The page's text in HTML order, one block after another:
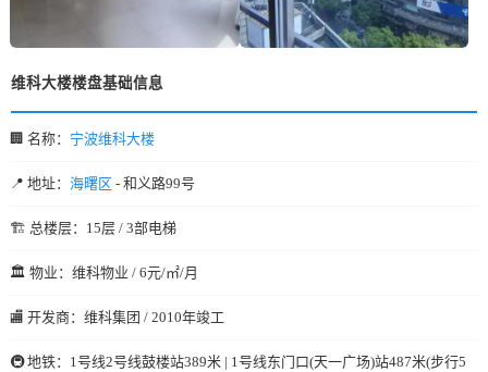
维科大楼楼盘基础信息
🏢 名称： 宁波维科大楼
📍 地址： 海曙区 - 和义路99号
🏗️ 总楼层：15层 / 3部电梯
🏛️ 物业：维科物业 / 6元/㎡/月
🏬 开发商：维科集团 / 2010年竣工
🚇 地铁：1号线2号线鼓楼站389米 | 1号线东门口(天一广场)站487米(步行5